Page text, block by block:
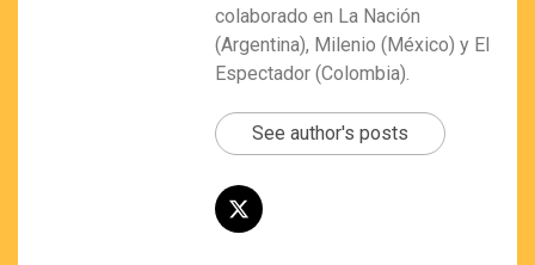
colaborado en La Nación
(Argentina), Milenio (México) y El
Espectador (Colombia).
See author's posts